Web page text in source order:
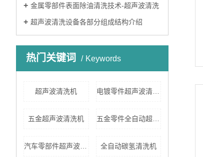
金属零部件表面除油清洗技术-超声波清洗
超声波清洗设备各部分组成结构介绍
热门关键词 Keywords
超声波清洗机 电镀零件超声波清洗机
五金超声波清洗机
全自动碳氢清洗机